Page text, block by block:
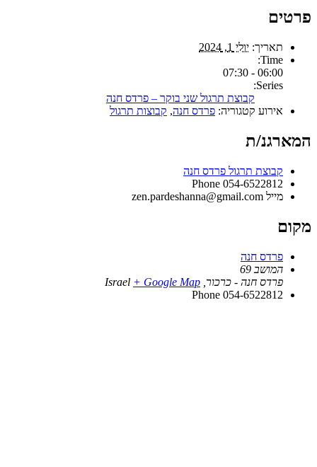
פרטים
תאריך: יולי 1, 2024
Time:
06:00 - 07:30
Series:
קבוצת תרגול שני בוקר – פרדס חנה
אירוע קטגוריה: פרדס חנה, קבוצות תרגול
המארגנ/ת
קבוצת תרגול פרדס חנה
Phone 054-6522812
מייל zen.pardeshanna@gmail.com
מקום
פרדס חנה
המושב 69
פרדס חנה - כרכור
Israel + Google Map
Phone 054-6522812